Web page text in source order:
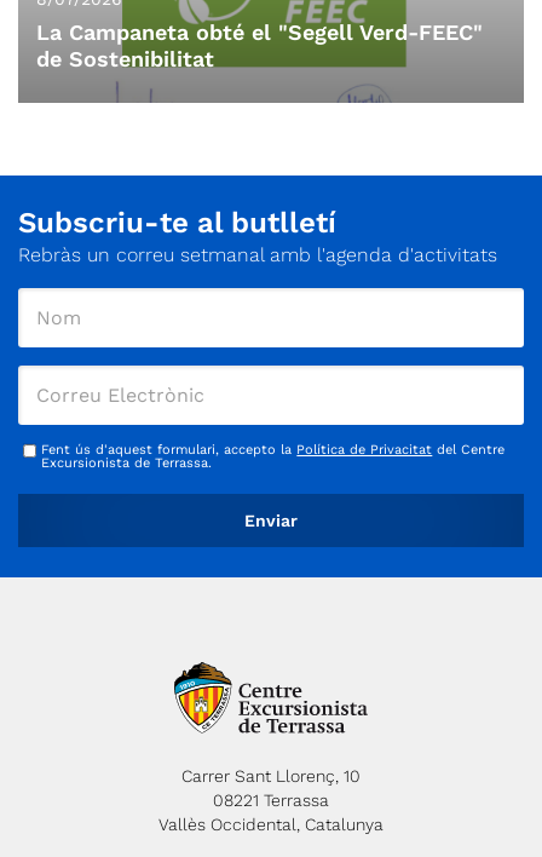
La Campaneta obté el "Segell Verd-FEEC"
de Sostenibilitat
Subscriu-te al butlletí
Rebràs un correu setmanal amb l'agenda d'activitats
Fent ús d'aquest formulari, accepto la Política de Privacitat del Centre
Excursionista de Terrassa.
Carrer Sant Llorenç, 10
08221 Terrassa
Vallès Occidental, Catalunya